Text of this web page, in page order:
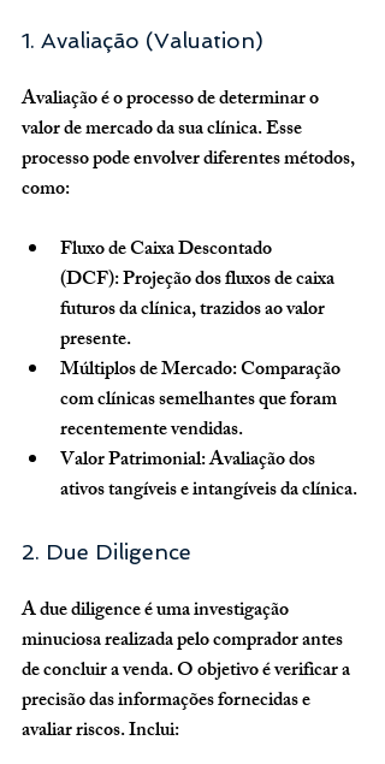
1. Avaliação (Valuation)
Avaliação é o processo de determinar o
valor de mercado da sua clínica. Esse
processo pode envolver diferentes métodos,
como:
Fluxo de Caixa Descontado
(DCF): Projeção dos fluxos de caixa
futuros da clínica, trazidos ao valor
presente.
Múltiplos de Mercado: Comparação
com clínicas semelhantes que foram
recentemente vendidas.
Valor Patrimonial: Avaliação dos
ativos tangíveis e intangíveis da clínica.
2. Due Diligence
A due diligence é uma investigação
minuciosa realizada pelo comprador antes
de concluir a venda. O objetivo é verificar a
precisão das informações fornecidas e
avaliar riscos. Inclui: